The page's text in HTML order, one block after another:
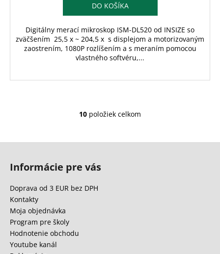
DO KOŠÍKA
Digitálny merací mikroskop ISM-DL520 od INSIZE so
zväčšením 25,5 x ~ 204,5 x s displejom a motorizovaným
zaostrením, 1080P rozlíšením a s meraním pomocou
vlastného softvéru,...
O
l
10 položiek celkom
Informácie pre vás
Doprava od 3 EUR bez DPH
Kontakty
Moja objednávka
Program pre školy
Hodnotenie obchodu
Youtube kanál